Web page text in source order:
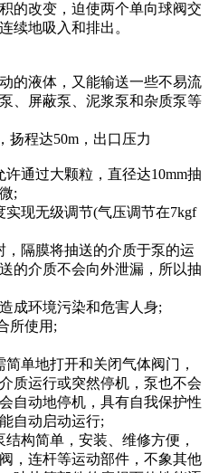
的改变，迫使两个单向球阀交
续地吸入和排出。
的液体，又能输送一些不易流
、屏蔽泵、泥浆泵和杂质泵等
扬程达50m，出口压力
通过大颗粒，直径达10mm抽
;
现无级调节(气压调节在7kgf
隔膜将抽送的介质于泵的运
的介质不会向外泄漏，所以抽
成环境污染和危害人身;
所使用;
单地打开和关闭气体阀门，
质运行或突然停机，泵也不会
自动地停机，具有自我保护性
自动启动运行;
构简单，安装、维修方便，
，连杆等运动部件，不象其他